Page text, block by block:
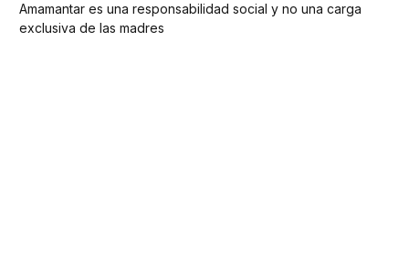
Amamantar es una responsabilidad social y no una carga
exclusiva de las madres